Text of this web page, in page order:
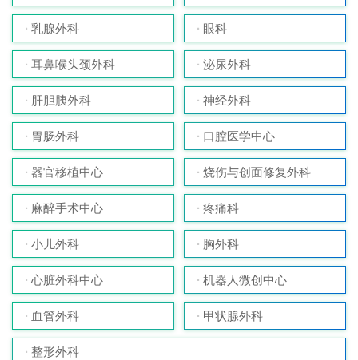
乳腺外科 眼科
耳鼻喉头颈外科 泌尿外科
肝胆胰外科 神经外科
胃肠外科 口腔医学中心
器官移植中心 烧伤与创面修复外科
麻醉手术中心 疼痛科
小儿外科 胸外科
心脏外科中心 机器人微创中心
血管外科 甲状腺外科
整形外科